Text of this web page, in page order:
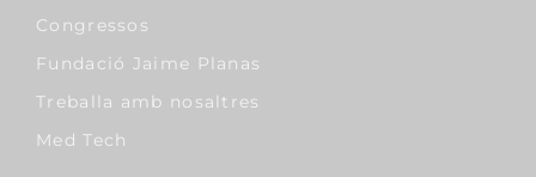
Congressos
Fundació Jaime Planas
Treballa amb nosaltres
Med Tech